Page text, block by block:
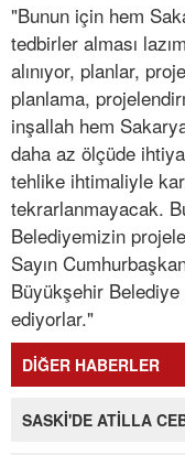
"Bunun için hem
tedbirler alması
alınıyor, planlar,
planlama,
inşallah hem
daha az ölçüde
tehlike ihtimaliyle
tekrarlanmayacak.
Belediyemizin
Sayın
Büyükşehir Belediye
ediyorlar."
DİĞER HABERLER
SASKİ'DE ATİLLA